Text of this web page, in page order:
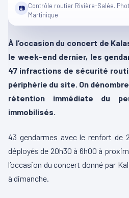
📷 Contrôle routier Rivière-Salée.
Martinique
À l’occasion du concert de
le week-end dernier, les
47 infractions de sécurité
périphérie du site. On
rétention immédiate du
immobilisés.
43 gendarmes avec le renfort de
déployés de 20h30 à 6h00 à
l’occasion du concert donné par
à dimanche.